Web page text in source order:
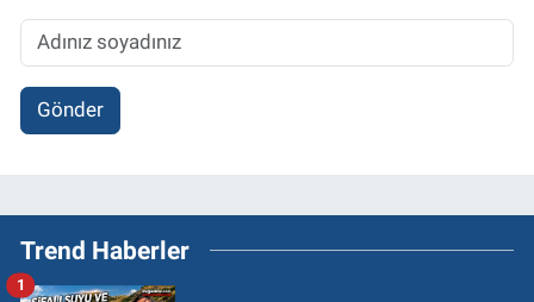
Gönder
Trend Haberler
1